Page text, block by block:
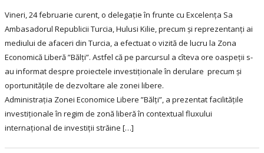
Vineri, 24 februarie curent, o delegație în frunte cu Excelența Sa
Ambasadorul Republicii Turcia, Hulusi Kilie, precum și reprezentanți ai
mediului de afaceri din Turcia, a efectuat o vizită de lucru la Zona
Economică Liberă ”Bălți”. Astfel că pe parcursul a cîteva ore oaspeții s-
au informat despre proiectele investiționale în derulare precum și
oportunitățile de dezvoltare ale zonei libere.
Administrația Zonei Economice Libere ”Bălți”, a prezentat facilitățile
investiționale în regim de zonă liberă în contextual fluxului
internațional de investiții străine […]